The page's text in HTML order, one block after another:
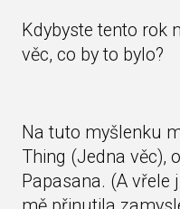
Kdybyste tento rok
věc, co by to bylo?
Na tuto myšlenku
Thing (Jedna věc),
Papasana. (A vřele